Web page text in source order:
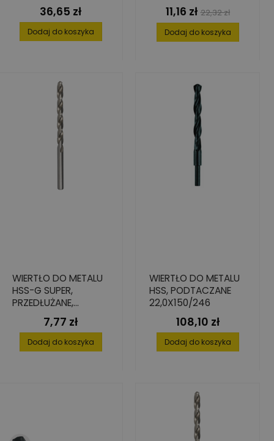
Cena
36,65 zł
Dodaj do koszyka
Cena
11,16 zł Cena
podstawowa
22,32 zł
Dodaj do koszyka
WIERTŁO DO METALU
HSS-G SUPER,
PRZEDŁUŻANE,
3,0X66/100
Cena
7,77 zł
Dodaj do koszyka
WIERTŁO DO METALU
HSS, PODTACZANE
22,0X150/246
Cena
108,10 zł
Dodaj do koszyka